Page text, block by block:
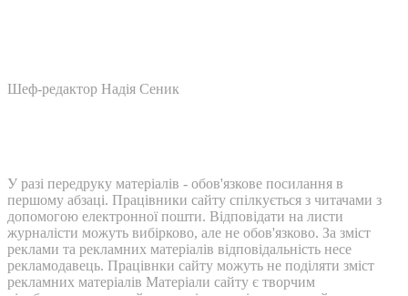
Шеф-редактор Надія Сеник
У разі передруку матеріалів - обов'язкове посилання в
першому абзаці. Працівники сайту спілкується з читачами з
допомогою електронної пошти. Відповідати на листи
журналісти можуть вибірково, але не обов'язково. За зміст
реклами та рекламних матеріалів відповідальність несе
рекламодавець. Працівнки сайту можуть не поділяти зміст
рекламних матеріалів Матеріали сайту є творчим